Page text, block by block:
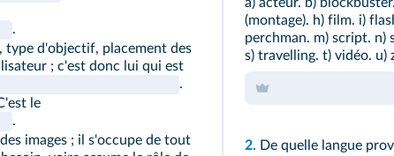
.
type d'objectif, placement des
; c'est donc lui qui est
.
le
.
images ; il s'occupe de tout
(montage). h) film. i)
perchman. m) script. n)
s) travelling. t) vidéo. u)
2. De quelle langue